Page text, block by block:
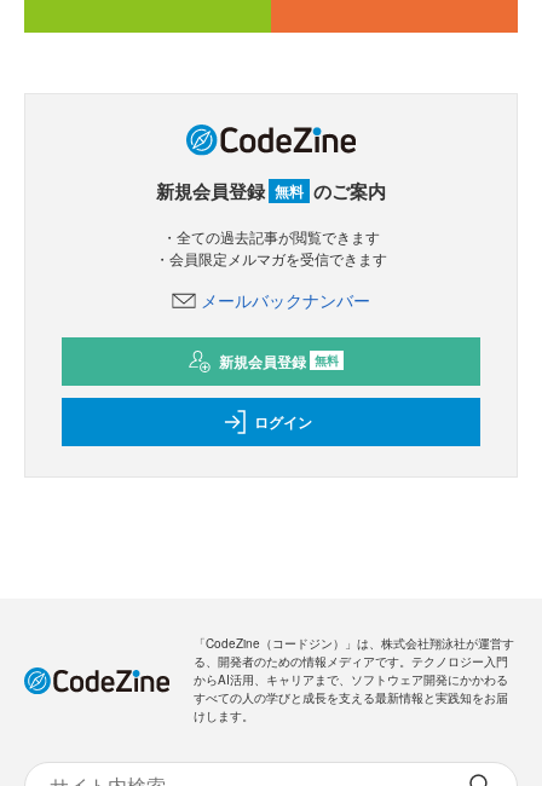
新規会員登録 無料 のご案内
・全ての過去記事が閲覧できます
・会員限定メルマガを受信できます
メールバックナンバー
新規会員登録 無料
ログイン
「CodeZine（コードジン）」は、株式会社翔泳社が運営す
る、開発者のための情報メディアです。テクノロジー入門
からAI活用、キャリアまで、ソフトウェア開発にかかわる
すべての人の学びと成長を支える最新情報と実践知をお届
けします。